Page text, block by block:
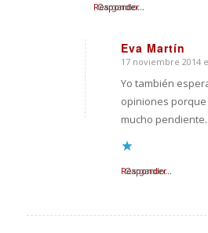
Cargando...
Responder
Eva Martín
Dice:
17 noviembre 2014
Yo también
opiniones
mucho pendiente.
Cargando...
Responder